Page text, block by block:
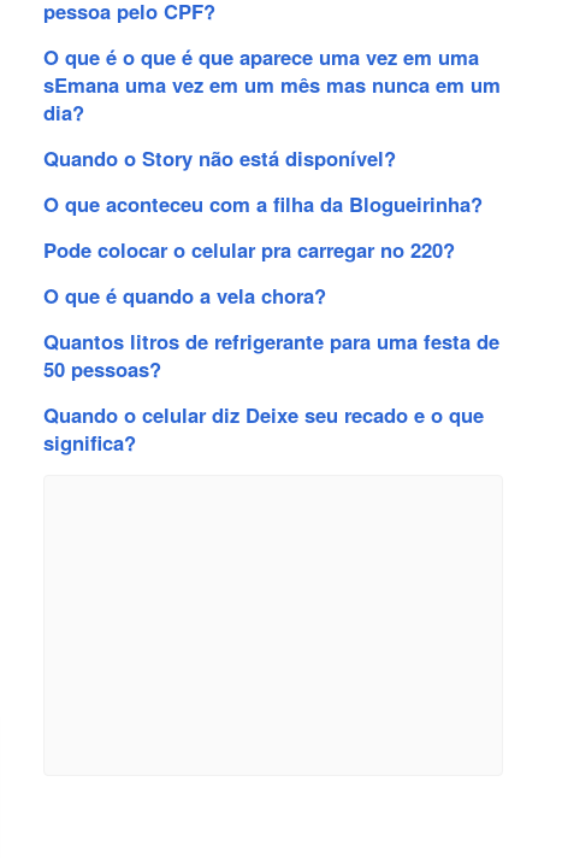
pessoa pelo CPF?
O que é o que é que aparece uma vez em uma
sEmana uma vez em um mês mas nunca em um
dia?
Quando o Story não está disponível?
O que aconteceu com a filha da Blogueirinha?
Pode colocar o celular pra carregar no 220?
O que é quando a vela chora?
Quantos litros de refrigerante para uma festa de
50 pessoas?
Quando o celular diz Deixe seu recado e o que
significa?